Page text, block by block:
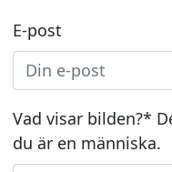
E-post
Vad visar bilden?*
du är en människa.